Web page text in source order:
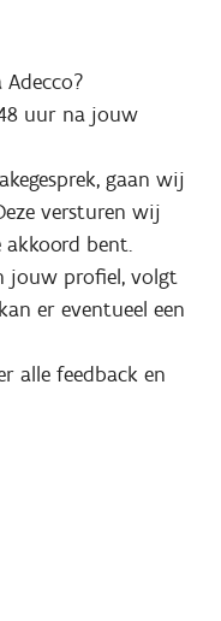
uur na jouw
gaan wij
versturen wij
bent.
jouw profiel, volgt
er eventueel een
alle feedback en